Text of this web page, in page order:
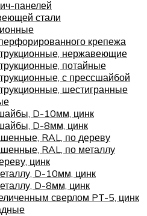
панелей
стали
крепежа
нержавеющие
потайные
с прессшайбой
шестигранные
D-10мм, цинк
D-8мм, цинк
RAL, по дереву
RAL, по металлу
цинк
D-10мм, цинк
D-8мм, цинк
сверлом PT-5, цинк